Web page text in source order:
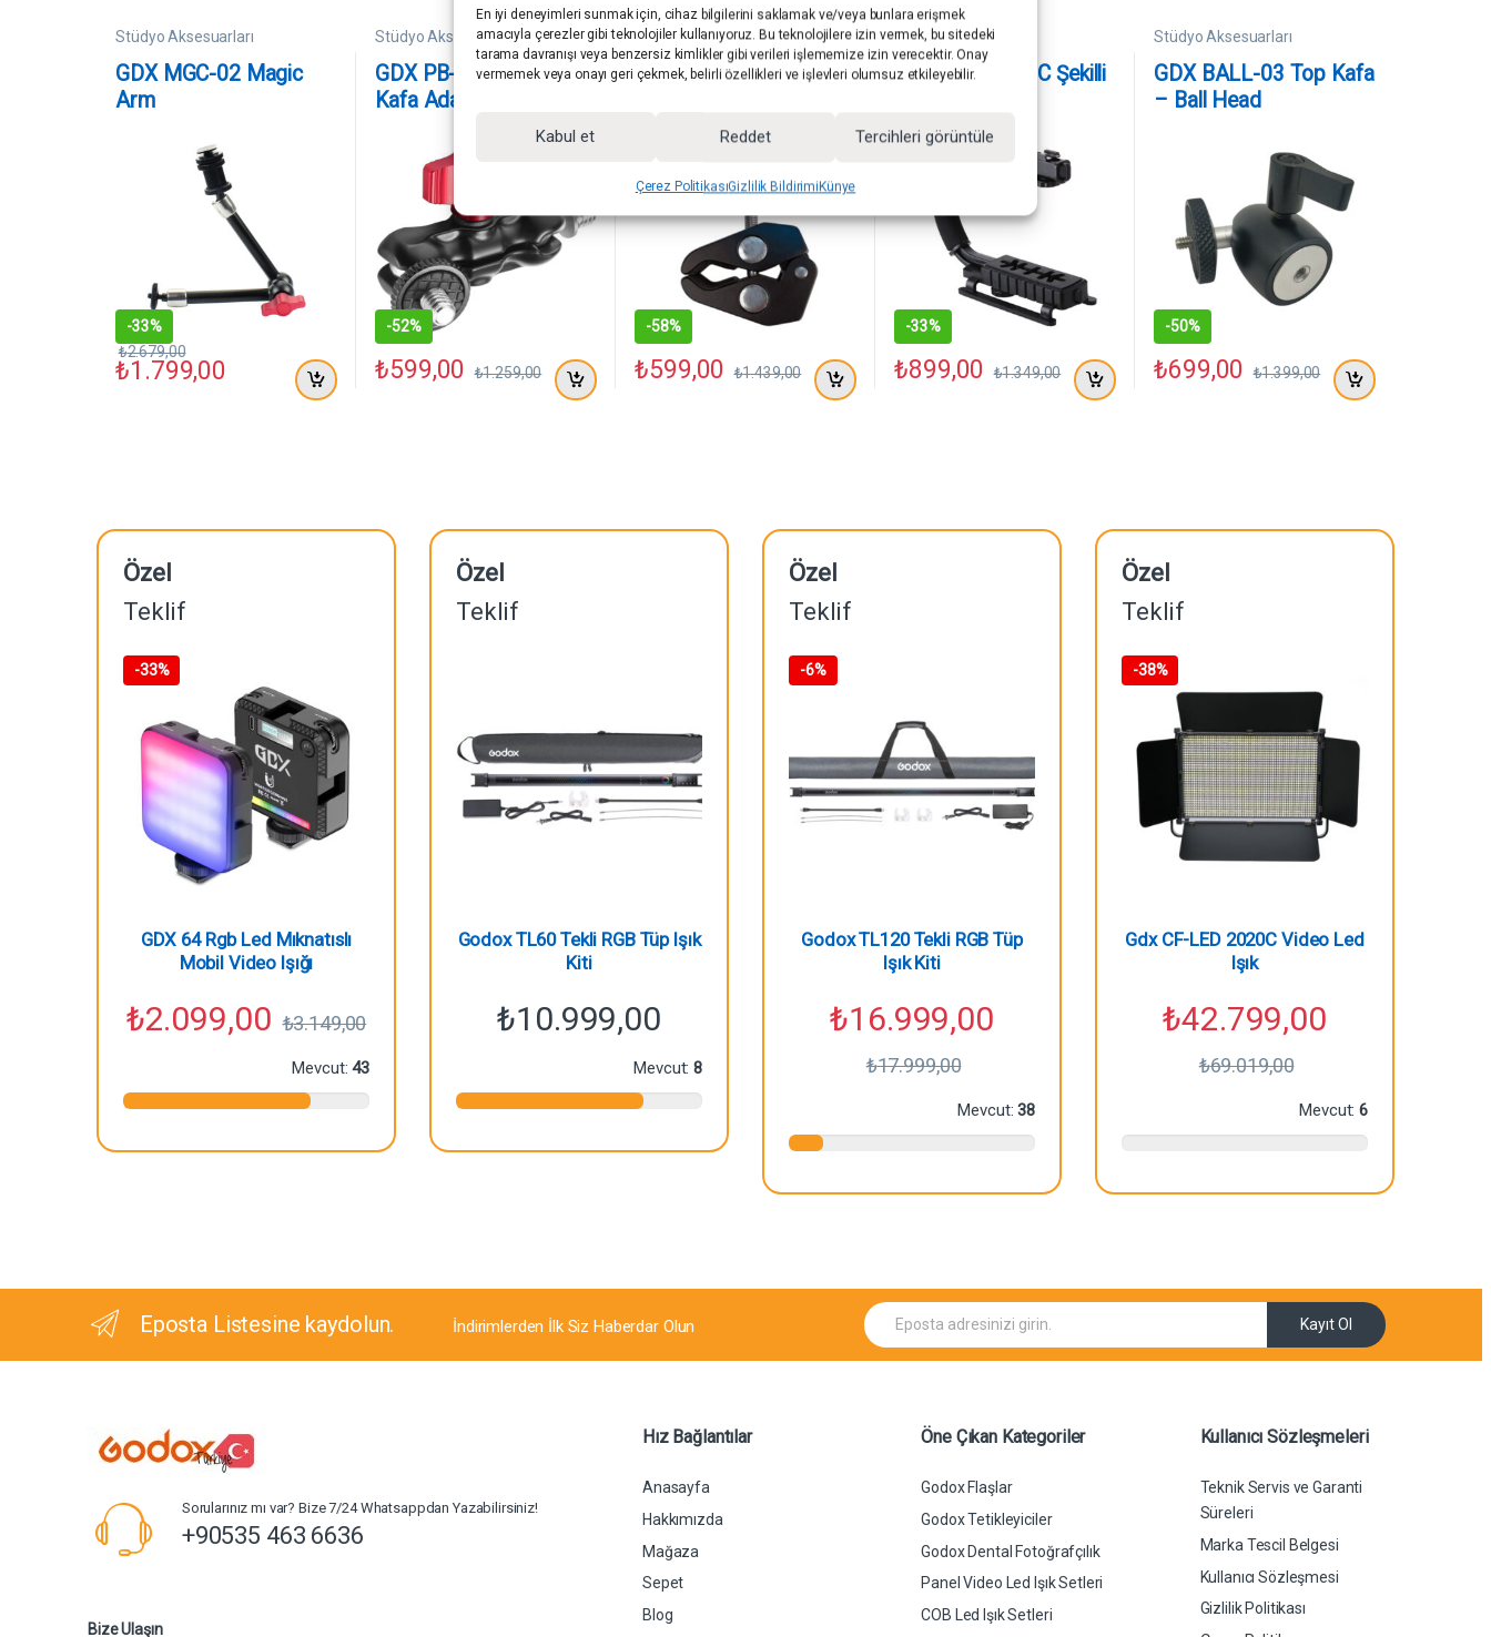
En iyi deneyimleri sunmak için, cihaz bilgilerini saklamak ve/veya bunlara erişmek
amacıyla çerezler gibi teknolojiler kullanıyoruz. Bu teknolojilere izin vermek, bu sitedeki
tarama davranışı veya benzersiz kimlikler gibi verileri işlememize izin verecektir. Onay
vermemek veya onayı geri çekmek, belirli özellikleri ve işlevleri olumsuz etkileyebilir.
Kabul et Reddet Tercihleri görüntüle
Çerez PolitikasıGizlilik BildirimiKünye
Stüdyo Aksesuarları
GDX MGC-02 Magic
Arm
-33%
₺1.799,00
₺2.679,00
Stüdyo Aksesuarları
GDX PB-01 Çift Top
Kafa Adaptör
-52%
₺599,00 ₺1.259,00
Stüdyo Aksesuarları
GDX CLM-01 – Tutucu
-58%
₺599,00 ₺1.439,00
Stüdyo Aksesuarları
GDX URG-01 U C Şekilli
Makinesi ve Video
Kamera Tutucu
-33%
₺899,00 ₺1.349,00
Stüdyo Aksesuarları
GDX BALL-03 Top Kafa
– Ball Head
-50%
₺699,00 ₺1.399,00
Özel
Teklif
-33%
GDX 64 Rgb Led Mıknatıslı
Mobil Video Işığı
₺2.099,00 ₺3.149,00
Mevcut:43
Özel
Teklif
Godox TL60 Tekli RGB Tüp Işık
Kiti
₺10.999,00
Mevcut:8
Özel
Teklif
-6%
Godox TL120 Tekli RGB Tüp
Işık Kiti
₺16.999,00
₺17.999,00
Mevcut:38
Özel
Teklif
-38%
Gdx CF-LED 2020C Video Led
Işık
₺42.799,00
₺69.019,00
Mevcut:6
Eposta Listesine kaydolun. İndirimlerden İlk Siz Haberdar Olun
E
p
Kayıt Ol
Sorularınız mı var? Bize 7/24 Whatsappdan Yazabilirsiniz!
+90535 463 6636
Bize Ulaşın
Hız Bağlantılar
Anasayfa
Hakkımızda
Mağaza
Sepet
Blog
Öne Çıkan Kategoriler
Godox Flaşlar
Godox Tetikleyiciler
Godox Dental Fotoğrafçılık
Panel Video Led Işık Setleri
COB Led Işık Setleri
Kullanıcı Sözleşmeleri
Teknik Servis ve Garanti
Süreleri
Marka Tescil Belgesi
Kullanıcı Sözleşmesi
Gizlilik Politikası